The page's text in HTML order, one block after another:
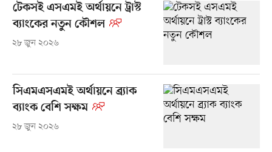
টেকসই এসএমই অর্থায়নে ট্রাস্ট
ব্যাংকের নতুন কৌশল
২৮ জুন ২০২৬
সিএমএসএমই অর্থায়নে ব্র্যাক
ব্যাংক বেশি সক্ষম
২৮ জুন ২০২৬